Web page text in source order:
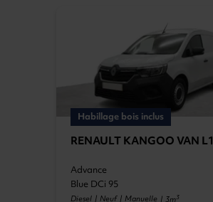
Habillage bois inclus
RENAULT KANGOO VAN L1
Advance
Blue DCi 95
3